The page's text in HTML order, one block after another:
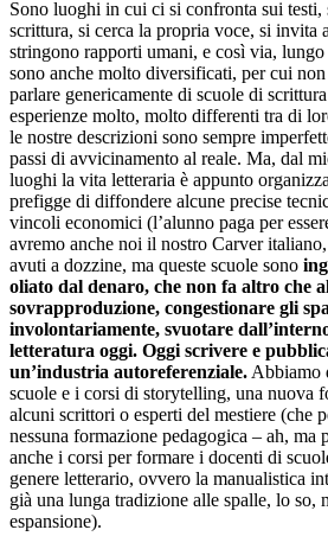
Sono luoghi in cui ci si confronta sui
scrittura, si cerca la propria voce, si invita
stringono rapporti umani, e così via,
sono anche molto diversificati, per cui
parlare genericamente di scuole di
esperienze molto, molto differenti tra di
le nostre descrizioni sono sempre
passi di avvicinamento al reale. Ma, dal
luoghi la vita letteraria è appunto
prefigge di diffondere alcune precise
vincoli economici (l’alunno paga per
avremo anche noi il nostro Carver
avuti a dozzine, ma queste scuole sono
oliato dal denaro, che non fa altro che
sovrapproduzione, congestionare gli
involontariamente, svuotare
letteratura oggi. Oggi scrivere e
un’industria autoreferenziale. Abbiamo
scuole e i corsi di storytelling, una nuova
alcuni scrittori o esperti del mestiere (che
nessuna formazione pedagogica – ah, ma
anche i corsi per formare i docenti di
genere letterario, ovvero la manualistica
già una lunga tradizione alle spalle, lo so,
espansione).